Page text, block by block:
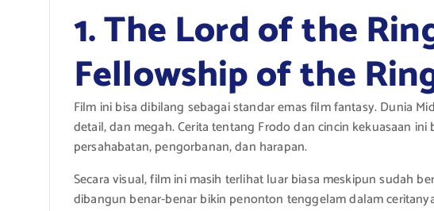
1. The Lord of the
Fellowship of the
Film ini bisa dibilang sebagai standar emas film fantasy. Dunia
detail, dan megah. Cerita tentang Frodo dan cincin kekuasaan
persahabatan, pengorbanan, dan harapan.
Secara visual, film ini masih terlihat luar biasa meskipun sudah
dibangun benar-benar bikin penonton tenggelam dalam